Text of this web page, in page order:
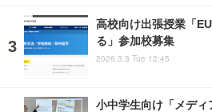
高校向け出張授業「
る」参加校募集
2026.3.3 Tue 12:45
小中学生向け「メディ